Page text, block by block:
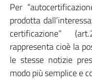
Per
prodotta
certificazione”
rappresenta cioè la
le stesse notizie
modo più semplice e